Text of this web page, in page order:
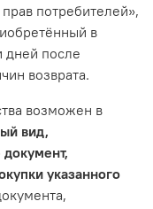
потребителей»,
в
дней после
возврата.
возможен в
вид,
документ,
указанного